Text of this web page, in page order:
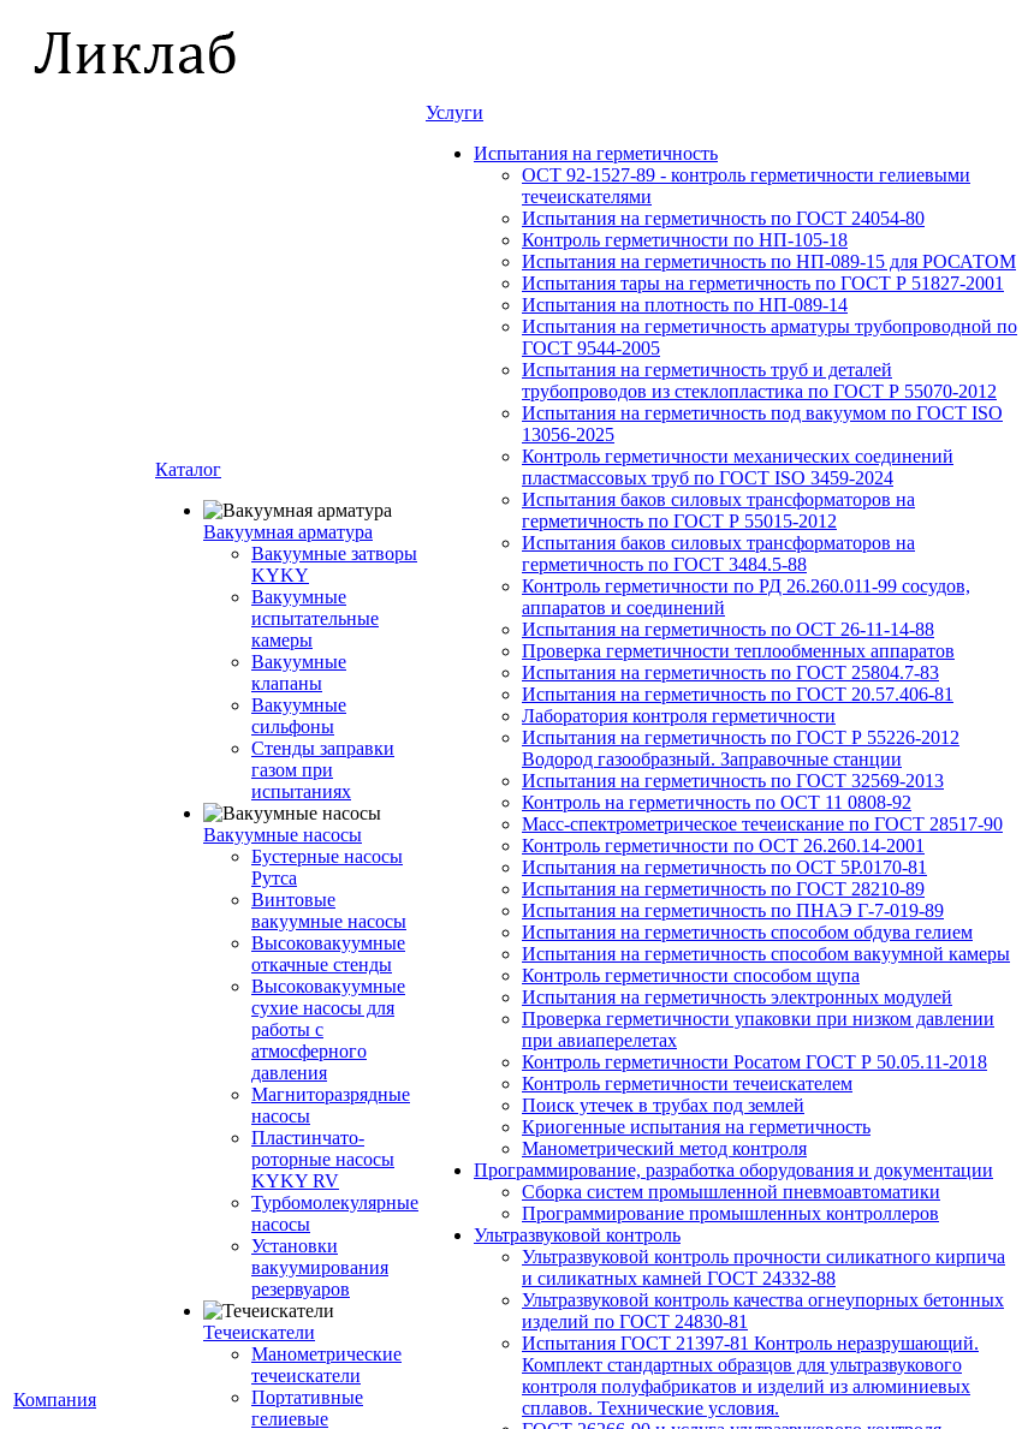
Компания
Каталог
Вакуумная арматура
Вакуумные затворы
KYKY
Вакуумные
испытательные
камеры
Вакуумные
клапаны
Вакуумные
сильфоны
Стенды заправки
газом при
испытаниях
Вакуумные насосы
Бустерные насосы
Рутса
Винтовые
вакуумные насосы
Высоковакуумные
откачные стенды
Высоковакуумные
сухие насосы для
работы с
атмосферного
давления
Магниторазрядные
насосы
Пластинчато-
роторные насосы
KYKY RV
Турбомолекулярные
насосы
Установки
вакуумирования
резервуаров
Течеискатели
Манометрические
течеискатели
Портативные
гелиевые
Услуги
Испытания на герметичность
ОСТ 92-1527-89 - контроль герметичности гелиевыми
течеискателями
Испытания на герметичность по ГОСТ 24054-80
Контроль герметичности по НП-105-18
Испытания на герметичность по НП-089-15 для РОСАТОМ
Испытания тары на герметичность по ГОСТ Р 51827-2001
Испытания на плотность по НП-089-14
Испытания на герметичность арматуры трубопроводной по
ГОСТ 9544-2005
Испытания на герметичность труб и деталей
трубопроводов из стеклопластика по ГОСТ Р 55070-2012
Испытания на герметичность под вакуумом по ГОСТ ISO
13056-2025
Контроль герметичности механических соединений
пластмассовых труб по ГОСТ ISO 3459-2024
Испытания баков силовых трансформаторов на
герметичность по ГОСТ Р 55015-2012
Испытания баков силовых трансформаторов на
герметичность по ГОСТ 3484.5-88
Контроль герметичности по РД 26.260.011-99 сосудов,
аппаратов и соединений
Испытания на герметичность по ОСТ 26-11-14-88
Проверка герметичности теплообменных аппаратов
Испытания на герметичность по ГОСТ 25804.7-83
Испытания на герметичность по ГОСТ 20.57.406-81
Лаборатория контроля герметичности
Испытания на герметичность по ГОСТ Р 55226-2012
Водород газообразный. Заправочные станции
Испытания на герметичность по ГОСТ 32569-2013
Контроль на герметичность по ОСТ 11 0808-92
Масс-спектрометрическое течеискание по ГОСТ 28517-90
Контроль герметичности по ОСТ 26.260.14-2001
Испытания на герметичность по ОСТ 5Р.0170-81
Испытания на герметичность по ГОСТ 28210-89
Испытания на герметичность по ПНАЭ Г-7-019-89
Испытания на герметичность способом обдува гелием
Испытания на герметичность способом вакуумной камеры
Контроль герметичности способом щупа
Испытания на герметичность электронных модулей
Проверка герметичности упаковки при низком давлении
при авиаперелетах
Контроль герметичности Росатом ГОСТ Р 50.05.11-2018
Контроль герметичности течеискателем
Поиск утечек в трубах под землей
Криогенные испытания на герметичность
Манометрический метод контроля
Программирование, разработка оборудования и документации
Сборка систем промышленной пневмоавтоматики
Программирование промышленных контроллеров
Ультразвуковой контроль
Ультразвуковой контроль прочности силикатного кирпича
и силикатных камней ГОСТ 24332-88
Ультразвуковой контроль качества огнеупорных бетонных
изделий по ГОСТ 24830-81
Испытания ГОСТ 21397-81 Контроль неразрушающий.
Комплект стандартных образцов для ультразвукового
контроля полуфабрикатов и изделий из алюминиевых
сплавов. Технические условия.